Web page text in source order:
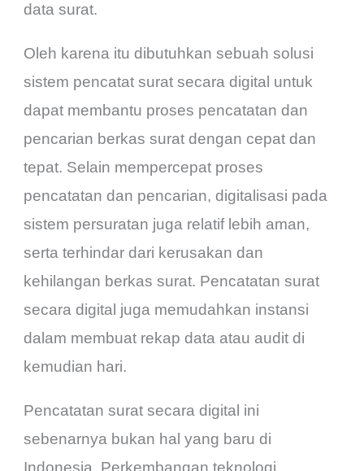
data surat.
Oleh karena itu dibutuhkan sebuah solusi
sistem pencatat surat secara digital untuk
dapat membantu proses pencatatan dan
pencarian berkas surat dengan cepat dan
tepat. Selain mempercepat proses
pencatatan dan pencarian, digitalisasi pada
sistem persuratan juga relatif lebih aman,
serta terhindar dari kerusakan dan
kehilangan berkas surat. Pencatatan surat
secara digital juga memudahkan instansi
dalam membuat rekap data atau audit di
kemudian hari.
Pencatatan surat secara digital ini
sebenarnya bukan hal yang baru di
Indonesia. Perkembangan teknologi